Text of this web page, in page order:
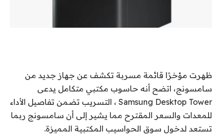
ظهرت مؤخرًا قائمة مسربة تكشف عن جهاز جديد من
سامسونج، اتضح أنه حاسوب مكتبي متكامل يدعى
Samsung Desktop Tower ، التسريب تضمن تفاصيل الأداء
للمعدات والسعر المقترح مما يشير إلى أن سامسونج ربما
تستعد لدخول سوق الحواسيب المكتبية المميزة.